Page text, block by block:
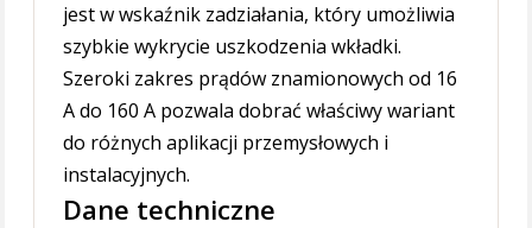
jest w wskaźnik zadziałania, który umożliwia
szybkie wykrycie uszkodzenia wkładki.
Szeroki zakres prądów znamionowych od 16
A do 160 A pozwala dobrać właściwy wariant
do różnych aplikacji przemysłowych i
instalacyjnych.
Dane techniczne